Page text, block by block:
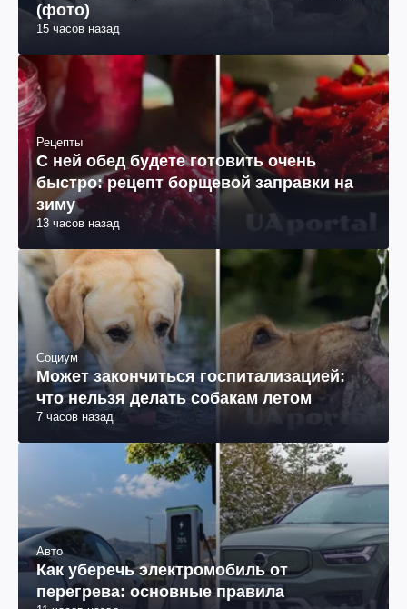
(фото)
15 часов назад
Рецепты
С ней обед будете готовить очень
быстро: рецепт борщевой заправки на
зиму
13 часов назад
Социум
Может закончиться госпитализацией:
что нельзя делать собакам летом
7 часов назад
Авто
Как уберечь электромобиль от
перегрева: основные правила